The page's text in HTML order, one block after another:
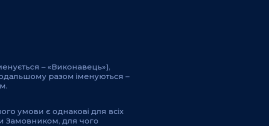
– «Виконавець»),
разом іменуються –
умови є однакові для всіх
Замовником, для чого